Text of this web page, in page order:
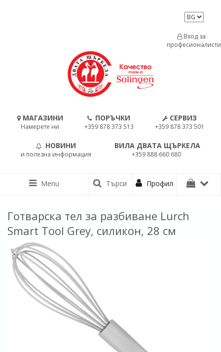
МАГАЗИНИ
Намерете ни
ПОРЪЧКИ
+359 878 373 513
СЕРВИЗ
+359 878 373 501
НОВИНИ
и полезна информация
ВИЛА ДВАТА ЩЪРКЕЛА
+359 888 660 680
Вход за
професионалисти
Menu Търси Профил
Готварска тел за разбиване Lurch
Smart Tool Grey, силикон, 28 см